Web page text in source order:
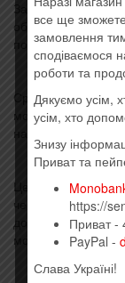
Заказы
обрабатываться в
подтверждения.
Срочных заказов
можете
наших силах!
Цены, указанные
через сайт
доступной форме.
могут отличаться
все ще
замовлення
сподіваємося
роботи та
Дякуємо усім,
усім, хто
Знизу
Приват та
https://
Приват -
PayPal -
Слава Україні!